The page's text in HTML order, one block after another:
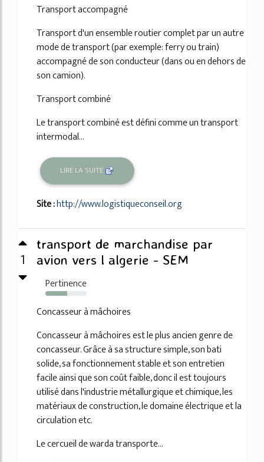
Transport accompagné
Transport d'un ensemble routier complet par un autre
mode de transport (par exemple: ferry ou train)
accompagné de son conducteur (dans ou en dehors de
son camion).
Transport combiné
Le transport combiné est défini comme un transport
intermodal...
LIRE LA SUITE
Site :http://www.logistiqueconseil.org
1
transport de marchandise par
avion vers l algerie - SEM
Pertinence
53%
Concasseur à mâchoires
Concasseur à mâchoires est le plus ancien genre de
concasseur. Grâce à sa structure simple, son bati
solide, sa fonctionnement stable et son entretien
facile ainsi que son coût faible, donc il est toujours
utilisé dans l'industrie métallurgique et chimique, les
matériaux de construction, le domaine électrique et la
circulation etc.
Le cercueil de warda transporte...